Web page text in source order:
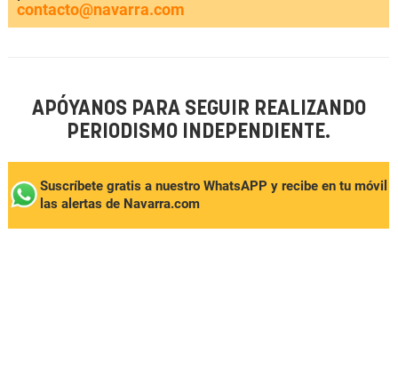
contacto@navarra.com
APÓYANOS PARA SEGUIR REALIZANDO
PERIODISMO INDEPENDIENTE.
Suscríbete gratis a nuestro WhatsAPP y recibe en tu móvil
las alertas de Navarra.com